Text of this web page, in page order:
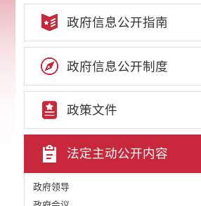
政府信息公开指南
政府信息公开制度
政策文件
法定主动公开内容
政府领导